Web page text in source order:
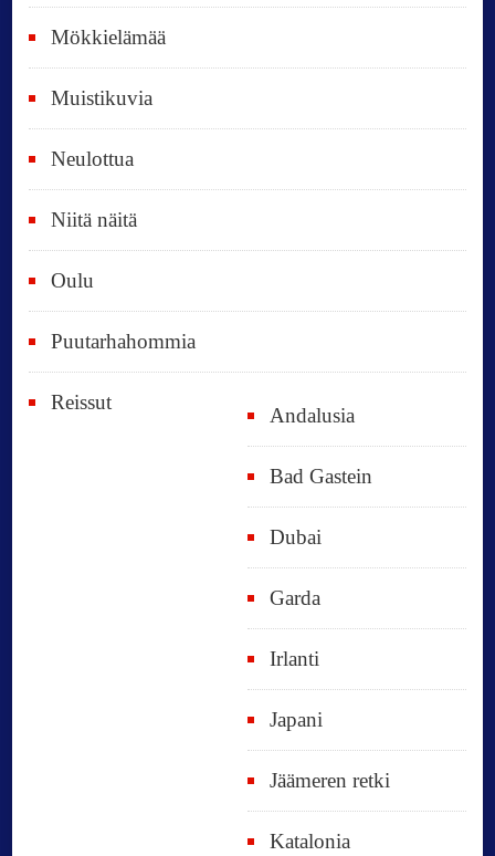
ä
t
Mökkielämää
Muistikuvia
Neulottua
Niitä näitä
Oulu
Puutarhahommia
Reissut
Andalusia
Bad Gastein
Dubai
Garda
Irlanti
Japani
Jäämeren retki
Katalonia